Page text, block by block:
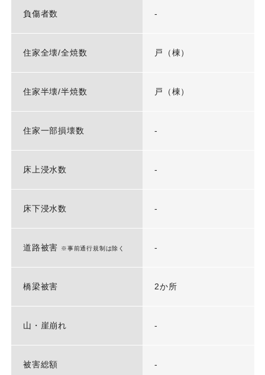
負傷者数 -
住家全壊/全焼数 戸（棟）
住家半壊/半焼数 戸（棟）
住家一部損壊数 -
床上浸水数 -
床下浸水数 -
道路被害 ※事前通行規制は除く -
橋梁被害 2か所
山・崖崩れ -
被害総額 -